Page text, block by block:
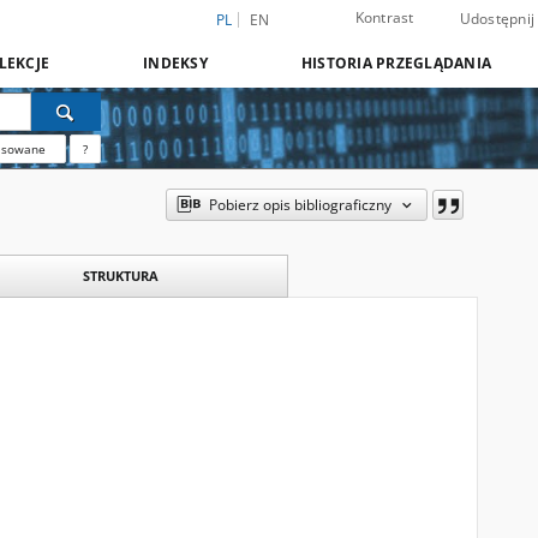
PL EN Kontrast Udostępnij
INDEKSY HISTORIA PRZEGLĄDANIA
?
Pobierz opis bibliograficzny
STRUKTURA